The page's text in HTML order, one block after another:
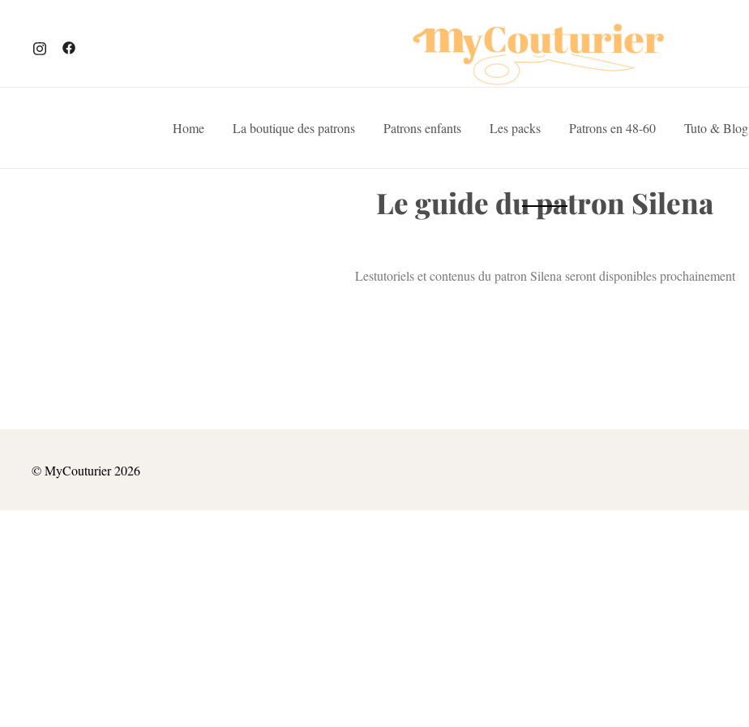
Home La boutique des patrons Patrons enfants Les packs Patrons en 48-60 Tuto & Blog
Le guide du patron Silena
Lestutoriels et contenus du patron Silena seront disponibles prochainement
© MyCouturier 2026